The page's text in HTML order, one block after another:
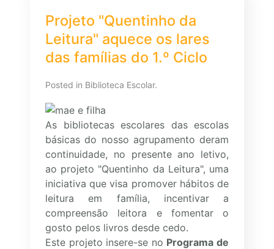
Projeto "Quentinho da
Leitura" aquece os lares
das famílias do 1.º Ciclo
Posted in Biblioteca Escolar.
As bibliotecas escolares das escolas
básicas do nosso agrupamento deram
continuidade, no presente ano letivo,
ao projeto "Quentinho da Leitura", uma
iniciativa que visa promover hábitos de
leitura em família, incentivar a
compreensão leitora e fomentar o
gosto pelos livros desde cedo.
Este projeto insere-se no Programa de